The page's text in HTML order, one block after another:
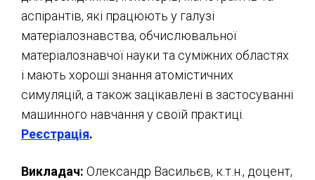
аспірантів, які працюють у галузі
матеріалознавства, обчислювальної
матеріалознавчої науки та суміжних областях
і мають хороші знання атомістичних
симуляцій, а також зацікавлені в застосуванні
машинного навчання у своїй практиці.
Реєстрація.
Викладач: Олександр Васильєв, к.т.н., доцент,